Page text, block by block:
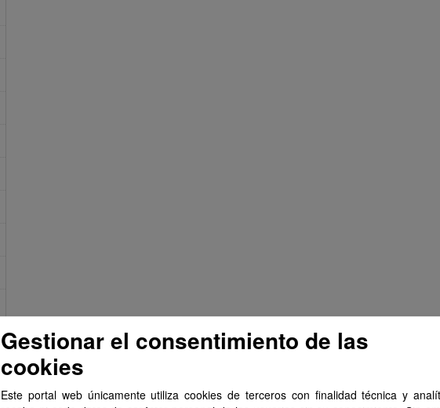
Gestionar el consentimiento de las
cookies
Este portal web únicamente utiliza cookies de terceros con finalidad técnica y